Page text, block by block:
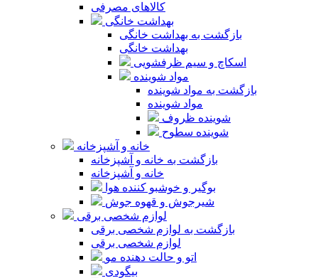
کالاهای مصرفی
بهداشت خانگی
بازگشت به بهداشت خانگی
بهداشت خانگی
اسکاچ و سیم ظرفشویی
مواد شوینده
بازگشت به مواد شوینده
مواد شوینده
شوینده ظروف
شوینده سطوح
خانه و آشپزخانه
بازگشت به خانه و آشپزخانه
خانه و آشپزخانه
بوگیر و خوشبو کننده هوا
شیرجوش و قهوه جوش
لوازم شخصی برقی
بازگشت به لوازم شخصی برقی
لوازم شخصی برقی
اتو و حالت دهنده مو
بیگودی